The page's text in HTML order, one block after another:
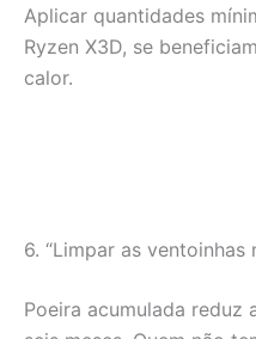
Aplicar quantidades
Ryzen X3D, se
calor.
6. “Limpar as ventoinhas
Poeira acumulada reduz